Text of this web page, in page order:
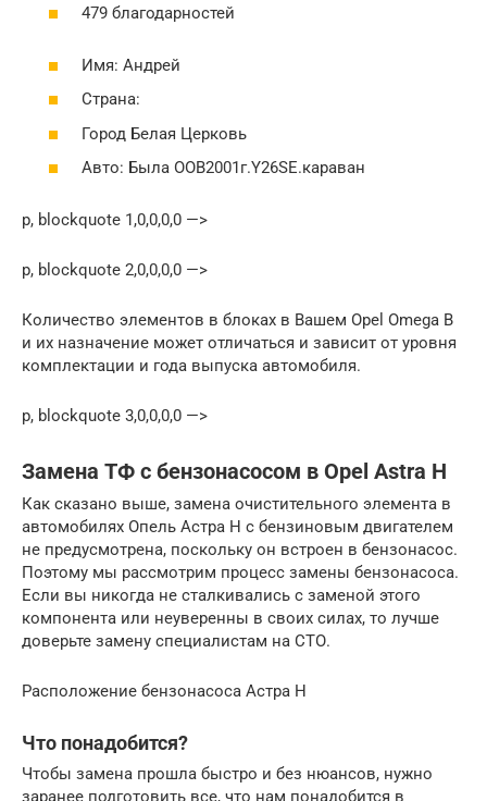
479 благодарностей
Имя: Андрей
Страна:
Город Белая Церковь
Авто: Была ОOB2001г.Y26SE.караван
p, blockquote 1,0,0,0,0 —>
p, blockquote 2,0,0,0,0 —>
Количество элементов в блоках в Вашем Opel Omega B
и их назначение может отличаться и зависит от уровня
комплектации и года выпуска автомобиля.
p, blockquote 3,0,0,0,0 —>
Замена ТФ с бензонасосом в Opel Astra Н
Как сказано выше, замена очистительного элемента в
автомобилях Опель Астра Н с бензиновым двигателем
не предусмотрена, поскольку он встроен в бензонасос.
Поэтому мы рассмотрим процесс замены бензонасоса.
Если вы никогда не сталкивались с заменой этого
компонента или неуверенны в своих силах, то лучше
доверьте замену специалистам на СТО.
Расположение бензонасоса Астра Н
Что понадобится?
Чтобы замена прошла быстро и без нюансов, нужно
заранее подготовить все, что нам понадобится в